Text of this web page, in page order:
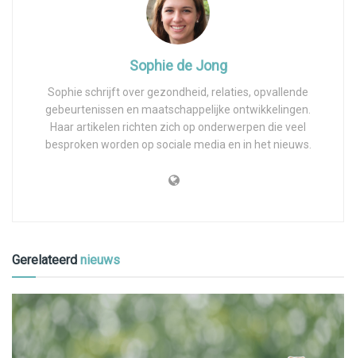
Sophie de Jong
Sophie schrijft over gezondheid, relaties, opvallende
gebeurtenissen en maatschappelijke ontwikkelingen.
Haar artikelen richten zich op onderwerpen die veel
besproken worden op sociale media en in het nieuws.
Gerelateerd nieuws